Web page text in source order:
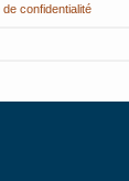
de confidentialité